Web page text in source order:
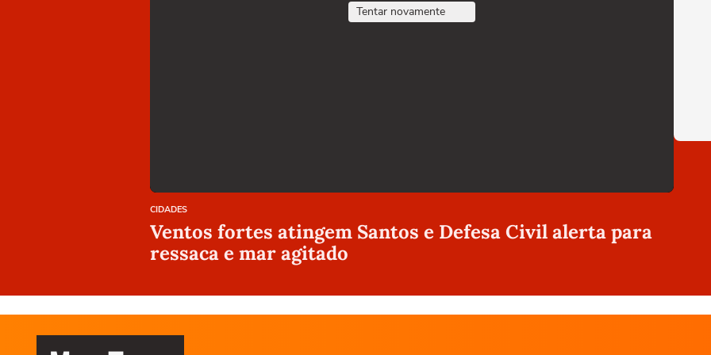
Tentar novamente
CIDADES
Ventos fortes atingem Santos e Defesa Civil alerta para
ressaca e mar agitado